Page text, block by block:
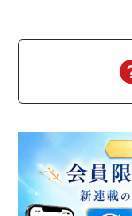
しばらくして、担